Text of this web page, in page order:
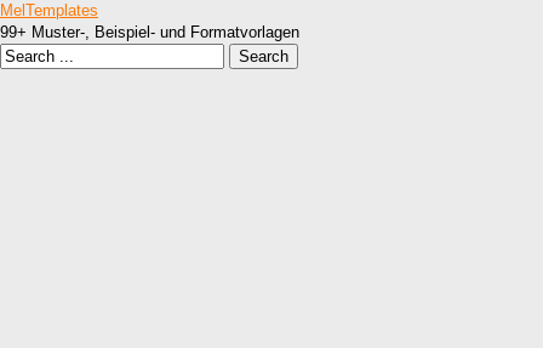
MelTemplates
99+ Muster-, Beispiel- und Formatvorlagen